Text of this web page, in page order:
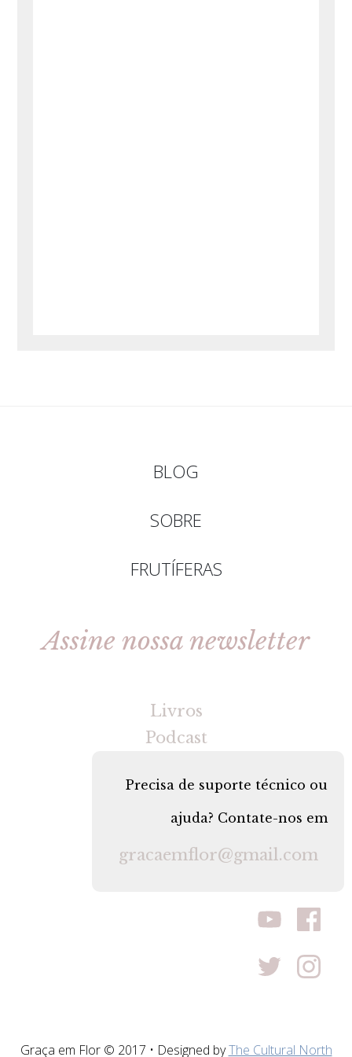
BLOG
SOBRE
FRUTÍFERAS
Assine nossa newsletter
Livros
Podcast
Precisa de suporte técnico ou
ajuda? Contate-nos em
gracaemflor@gmail.com
Graça em Flor © 2017 • Designed byThe Cultural North